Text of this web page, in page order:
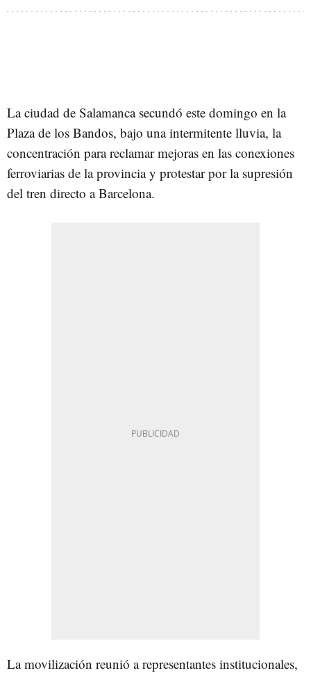
La ciudad de Salamanca secundó este domingo en la
Plaza de los Bandos, bajo una intermitente lluvia, la
concentración para reclamar mejoras en las conexiones
ferroviarias de la provincia y protestar por la supresión
del tren directo a Barcelona.
La movilización reunió a representantes institucionales,